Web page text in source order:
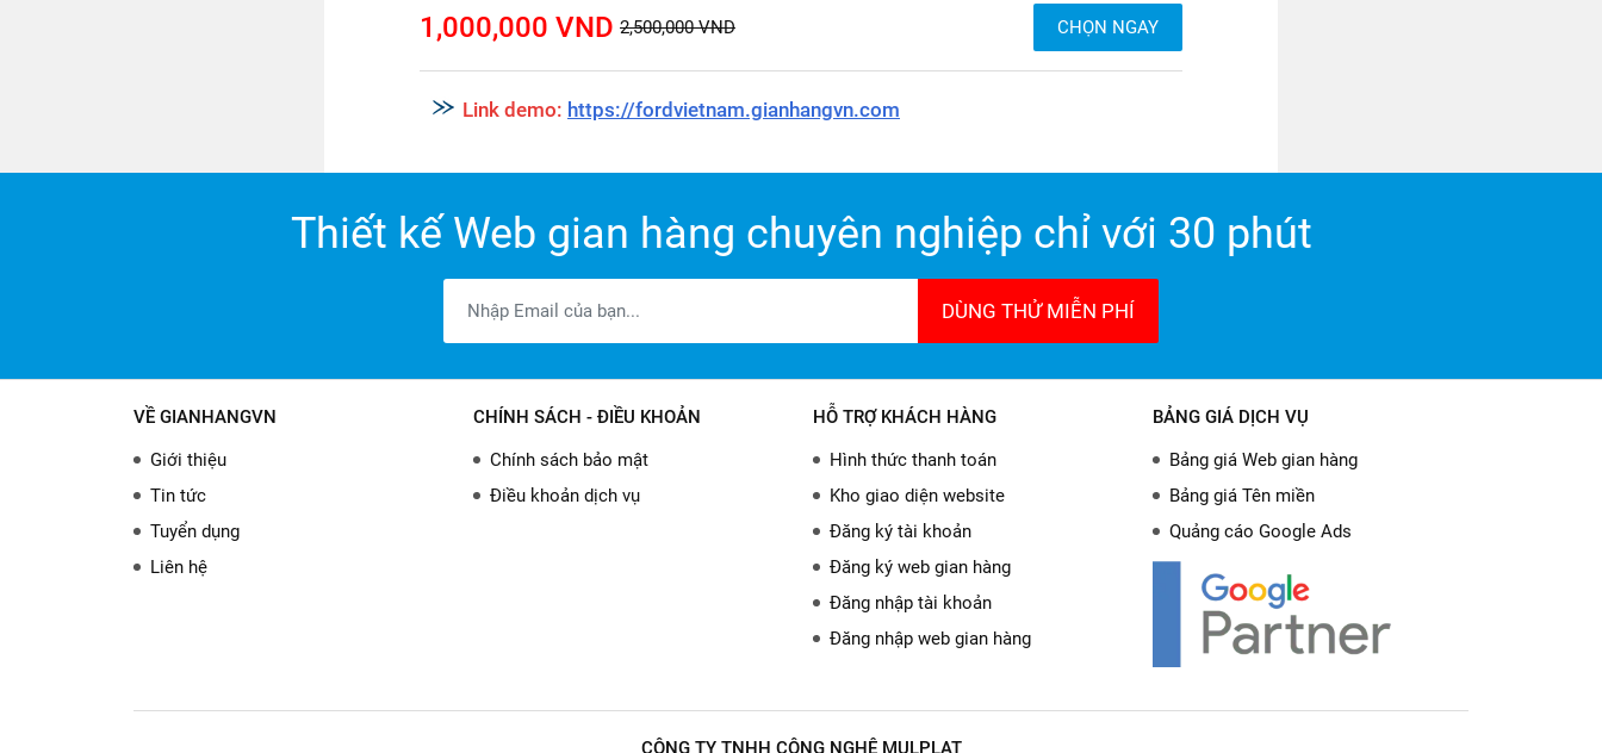
1,000,000 VND 2,500,000 VND CHỌN NGAY
Link demo: https://fordvietnam.gianhangvn.com
Thiết kế Web gian hàng chuyên nghiệp chỉ với 30 phút
DÙNG THỬ MIỄN PHÍ
VỀ GIANHANGVN
Giới thiệu
Tin tức
Tuyển dụng
Liên hệ
CHÍNH SÁCH - ĐIỀU KHOẢN
Chính sách bảo mật
Điều khoản dịch vụ
HỖ TRỢ KHÁCH HÀNG
Hình thức thanh toán
Kho giao diện website
Đăng ký tài khoản
Đăng ký web gian hàng
Đăng nhập tài khoản
Đăng nhập web gian hàng
BẢNG GIÁ DỊCH VỤ
Bảng giá Web gian hàng
Bảng giá Tên miền
Quảng cáo Google Ads
CÔNG TY TNHH CÔNG NGHỆ MULPLAT